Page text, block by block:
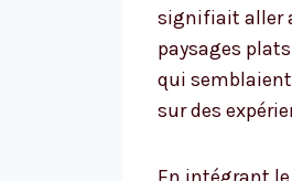
signifiait aller
paysages
qui
sur des